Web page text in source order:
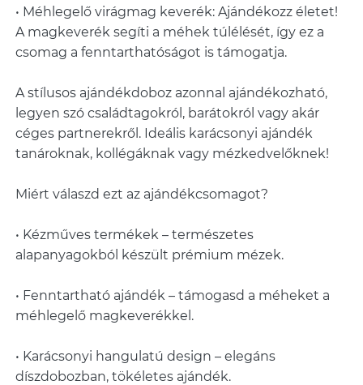
• Méhlegelő virágmag keverék: Ajándékozz életet!
A magkeverék segíti a méhek túlélését, így ez a
csomag a fenntarthatóságot is támogatja.
A stílusos ajándékdoboz azonnal ajándékozható,
legyen szó családtagokról, barátokról vagy akár
céges partnerekről. Ideális karácsonyi ajándék
tanároknak, kollégáknak vagy mézkedvelőknek!
Miért válaszd ezt az ajándékcsomagot?
• Kézműves termékek – természetes
alapanyagokból készült prémium mézek.
• Fenntartható ajándék – támogasd a méheket a
méhlegelő magkeverékkel.
• Karácsonyi hangulatú design – elegáns
díszdobozban, tökéletes ajándék.